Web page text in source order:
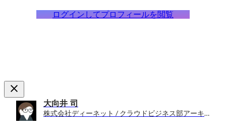
ログインしてプロフィールを閲覧
大向井 司
株式会社ディーネット / クラウドビジネス部アーキテクト課